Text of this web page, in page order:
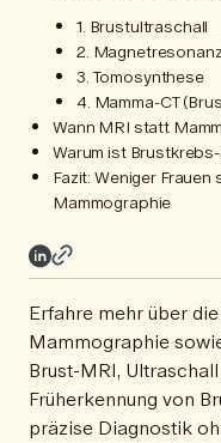
1. Brustultraschall
2.
3. Tomosynthese
4. Mamma-CT
Wann MRI statt
Warum ist
Fazit: Weniger
Mammographie
Erfahre mehr über
Mammographie
Brust-MRI,
Früherkennung von
präzise Diagnostik